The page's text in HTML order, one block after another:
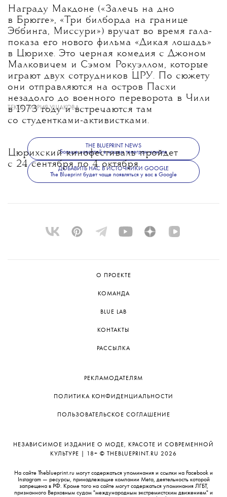
Награду Макдоне («Залечь на дно
в Брюгге», «Три билборда на границе
Эббинга, Миссури») вручат во время гала-
показа его нового фильма «Дикая лошадь»
в Цюрихе. Это черная комедия с Джоном
Малковичем и Сэмом Рокуэллом, которые
играют двух сотрудников ЦРУ. По сюжету
они отправляются на остров Пасхи
незадолго до военного переворота в Чили
в 1973 году и встречаются там
со студентками-активистками.
Цюрихский кинофестиваль пройдет
с 24 сентября по 4 октября.
ТЕКСТ:МАРИЯ УШАКОВА
THE BLUEPRINT NEWS
Больше новостей в нашем телеграм-канале
ДОБАВИТЬ НАС В ИСТОЧНИКИ GOOGLE
The Blueprint будет чаще появляться у вас в Google
О ПРОЕКТЕ
КОМАНДА
BLUE LAB
КОНТАКТЫ
РАССЫЛКА
РЕКЛАМОДАТЕЛЯМ
ПОЛИТИКА КОНФИДЕНЦИАЛЬНОСТИ
ПОЛЬЗОВАТЕЛЬСКОЕ СОГЛАШЕНИЕ
НЕЗАВИСИМОЕ ИЗДАНИЕ О МОДЕ, КРАСОТЕ И СОВРЕМЕННОЙ
КУЛЬТУРЕ | 18+ © THEBLUEPRINT.RU 2026
На сайте Theblueprint.ru могут содержаться упоминания и ссылки на Facebook и
Instagram — ресурсы, принадлежащие компании Meta, деятельность которой
запрещена в РФ. Кроме того на сайте могут содержаться упоминания ЛГБТ,
признанного Верховным судом "международным экстремистским движением" и